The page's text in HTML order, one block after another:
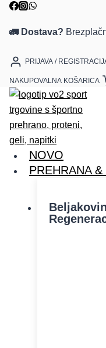
🚛 Dostava?
PRIJAVA /
NAKUPOVALNA KOŠARICA
NOVO
PREHRANA &